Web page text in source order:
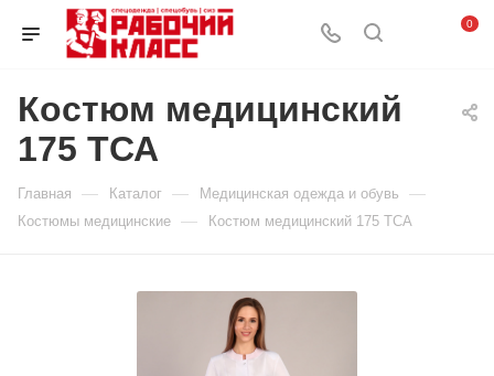
0
Костюм медицинский
175 ТСА
Главная — Каталог — Медицинская одежда и обувь —
Костюмы медицинские — Костюм медицинский 175 ТСА